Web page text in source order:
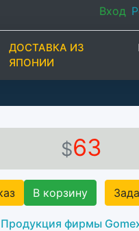
Вход
ДОСТАВКА ИЗ
ЯПОНИИ
$63
В корзину
Продукция фирмы